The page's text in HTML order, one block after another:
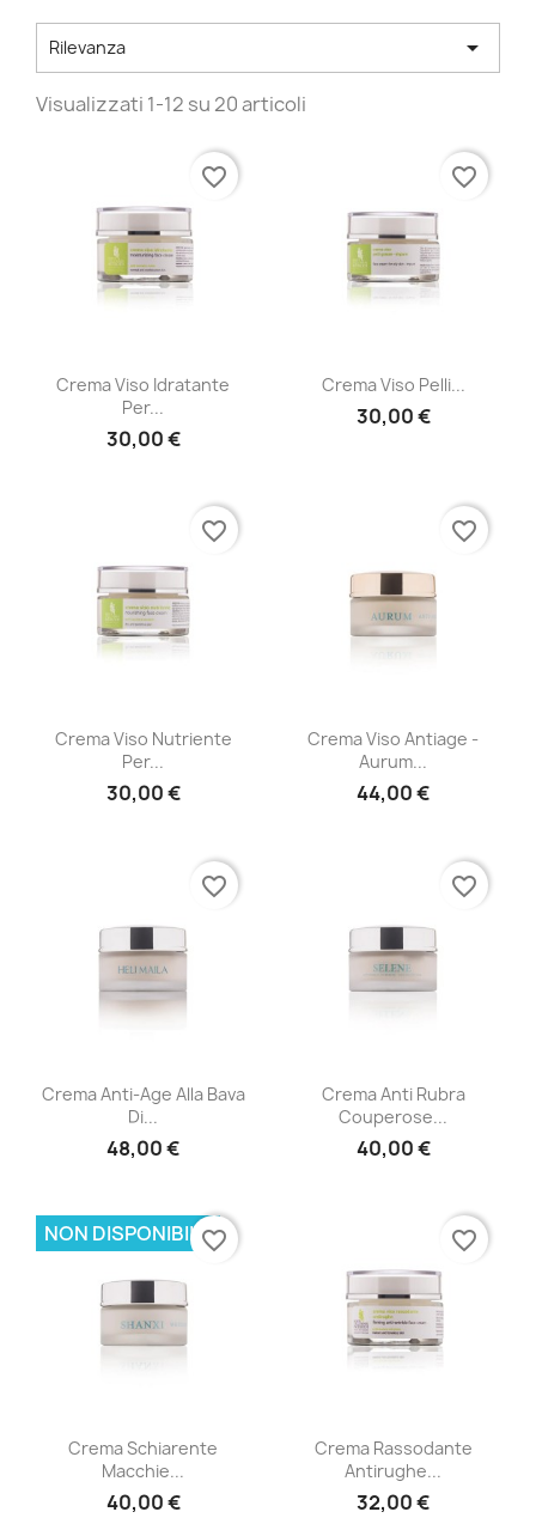
Rilevanza 
Visualizzati 1-12 su 20 articoli
Crema Viso Idratante
Per...
30,00 €
favorite_border
Crema Viso Pelli...
30,00 €
favorite_border
Crema Viso Nutriente
Per...
30,00 €
favorite_border
Crema Viso Antiage -
Aurum...
44,00 €
favorite_border
Crema Anti-Age Alla Bava
Di...
48,00 €
favorite_border
Crema Anti Rubra
Couperose...
40,00 €
favorite_border
Crema Schiarente
Macchie...
40,00 €
NON DISPONIBILEfavorite_border
Crema Rassodante
Antirughe...
32,00 €
favorite_border